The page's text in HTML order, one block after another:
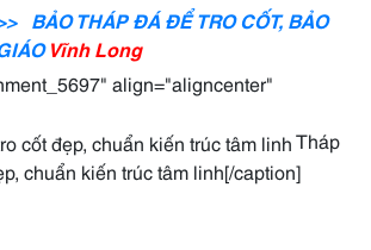
BẢO THÁP ĐÁ ĐỂ TRO CỐT, BẢO
Vĩnh Long
align="aligncenter"
Tháp
chuẩn kiến trúc tâm linh[/caption]